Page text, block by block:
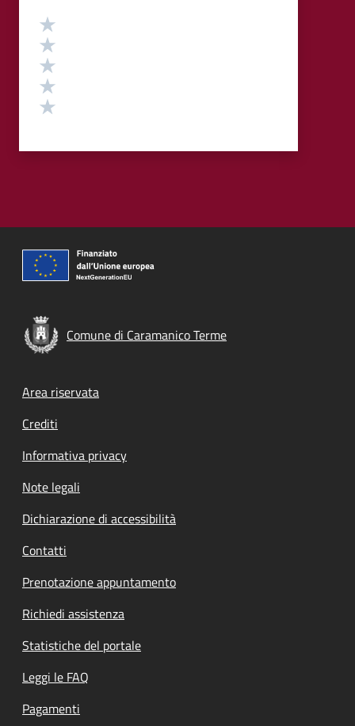
Valutazione
Comune di Caramanico Terme
Footer menu
Area riservata
Crediti
Informativa privacy
Note legali
Dichiarazione di accessibilità
Contatti
Prenotazione appuntamento
Richiedi assistenza
Statistiche del portale
Leggi le FAQ
Pagamenti